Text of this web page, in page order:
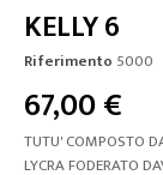
KELLY 6
Riferimento 5000
67,00 €
TUTU' COMPOSTO
LYCRA FODERATO